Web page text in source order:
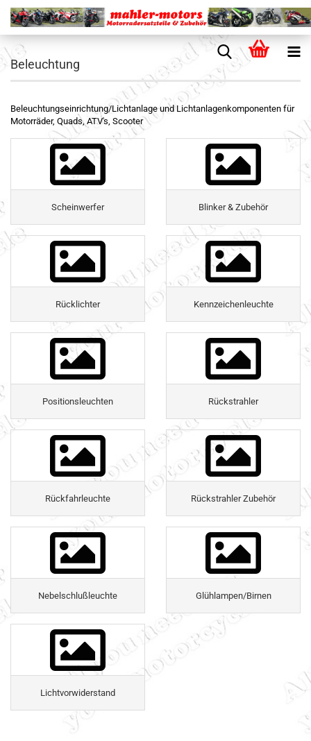
Beleuchtung
Beleuchtungseinrichtung/Lichtanlage und Lichtanlagenkomponenten für
Motorräder, Quads, ATV's, Scooter
Scheinwerfer Blinker & Zubehör
Rücklichter Kennzeichenleuchte
Positionsleuchten Rückstrahler
Rückfahrleuchte Rückstrahler Zubehör
Nebelschlußleuchte Glühlampen/Birnen
Lichtvorwiderstand